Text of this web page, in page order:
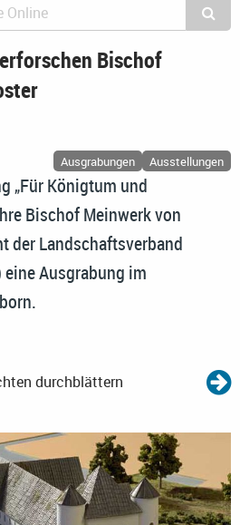
Bischof
Ausgrabungen Ausstellungen
„Für Königtum und
Bischof Meinwerk von
der Landschaftsverband
Ausgrabung im
durchblättern